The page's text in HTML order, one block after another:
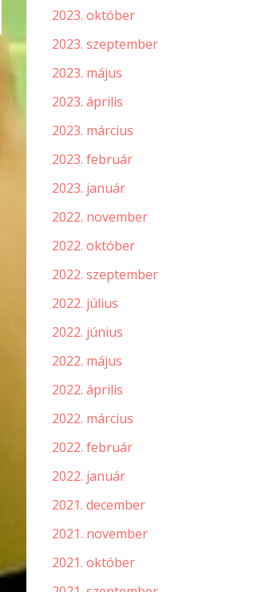
2023. október
2023. szeptember
2023. május
2023. április
2023. március
2023. február
2023. január
2022. november
2022. október
2022. szeptember
2022. július
2022. június
2022. május
2022. április
2022. március
2022. február
2022. január
2021. december
2021. november
2021. október